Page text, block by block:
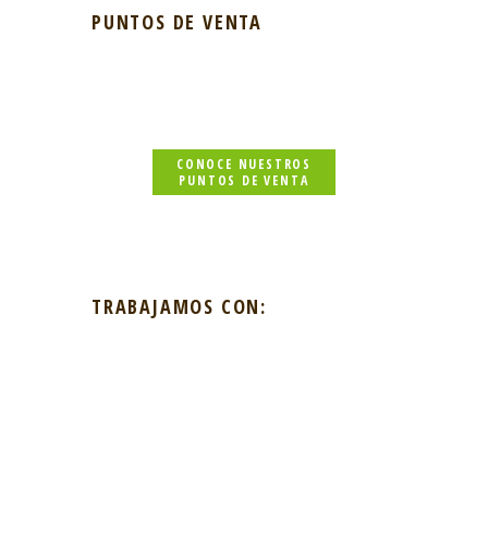
PUNTOS DE VENTA
CONOCE NUESTROS
PUNTOS DE VENTA
TRABAJAMOS CON: